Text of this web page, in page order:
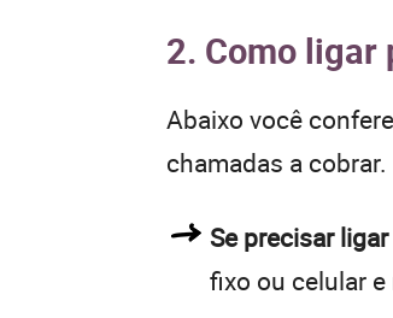
2. Como ligar
Abaixo você
chamadas a cobrar.
Se precisar
fixo ou celular e